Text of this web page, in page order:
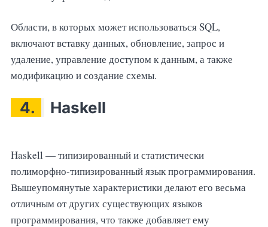
Области, в которых может использоваться SQL,
включают вставку данных, обновление, запрос и
удаление, управление доступом к данным, а также
модификацию и создание схемы.
4. Haskell
Haskell — типизированный и статистически
полиморфно-типизированный язык программирования.
Вышеупомянутые характеристики делают его весьма
отличным от других существующих языков
программирования, что также добавляет ему